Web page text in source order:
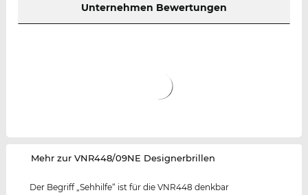
Unternehmen Bewertungen
‌Mehr zur VNR448/09NE Designerbrillen
Der Begriff „Sehhilfe“ ist für die VNR448 denkbar